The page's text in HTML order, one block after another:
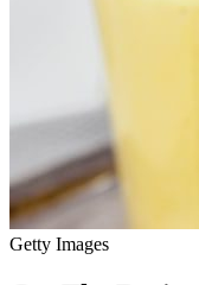
Getty Images